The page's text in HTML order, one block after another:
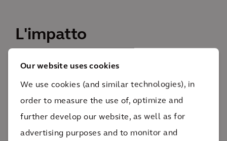
Our website uses cookies
We use cookies (and similar technologies), in
order to measure the use of, optimize and
further develop our website, as well as for
advertising purposes and to monitor and
L'impatto
Questo complesso progetto mira a valorizzare il
potenziale del porto e consolidare il suo status di
driver economico per l'economia regionale e per
l'economia fiamminga in generale, oggi e in futuro.
10